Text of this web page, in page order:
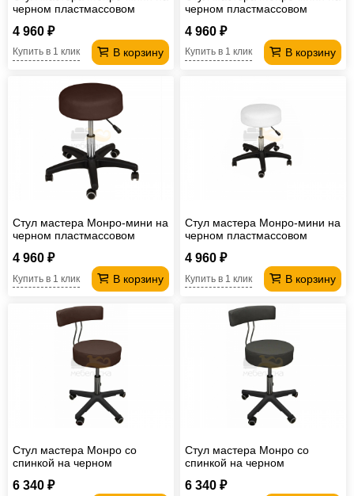
черном пластмассовом
4 960 ₽
В корзину
Купить в 1 клик
черном пластмассовом
4 960 ₽
В корзину
Купить в 1 клик
Стул мастера Монро-мини на
черном пластмассовом
4 960 ₽
В корзину
Купить в 1 клик
Стул мастера Монро-мини на
черном пластмассовом
4 960 ₽
В корзину
Купить в 1 клик
Стул мастера Монро со
спинкой на черном
шоколадный
6 340 ₽
Стул мастера Монро со
спинкой на черном
серый
6 340 ₽